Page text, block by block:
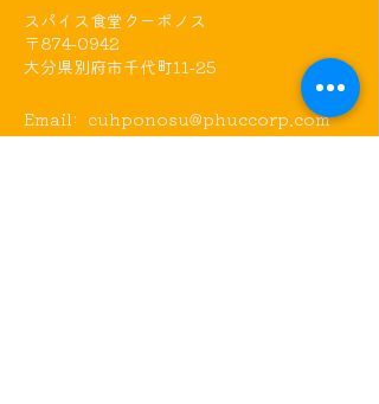
​スパイス食堂クーポノス
〒874-0942
大分県別府市千代町11-25
Email: cuhponosu@phuccorp.com